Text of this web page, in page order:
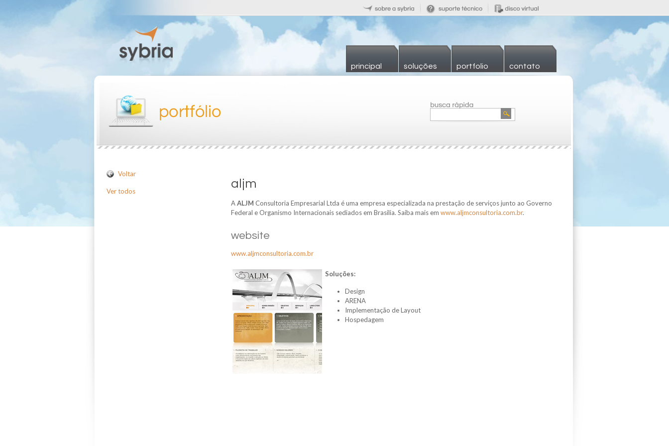
principal soluções portfolio contato
Voltar
Ver todos
aljm
AALJM Consultoria Empresarial Ltda é uma empresa especializada na prestação de serviços junto ao Governo
Federal e Organismo Internacionais sediados em Brasilia. Saiba mais em www.aljmconsultoria.com.br.
website
www.aljmconsultoria.com.br
Soluções:
Design
ARENA
Implementação de Layout
Hospedagem